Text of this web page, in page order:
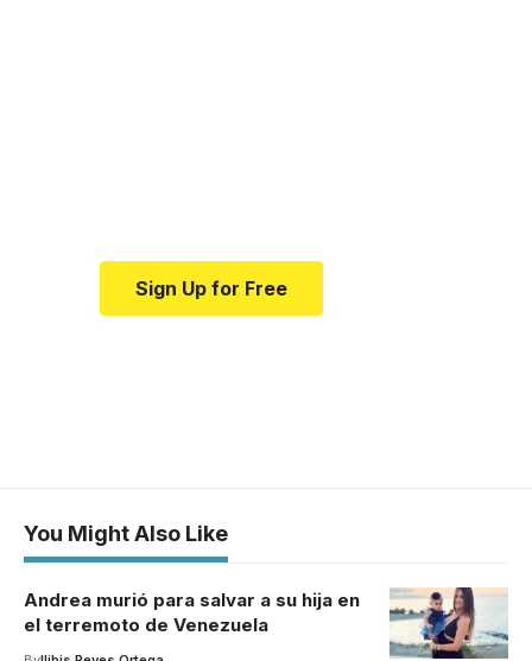
Sign Up for Free
You Might Also Like
Andrea murió para salvar a su hija en
el terremoto de Venezuela